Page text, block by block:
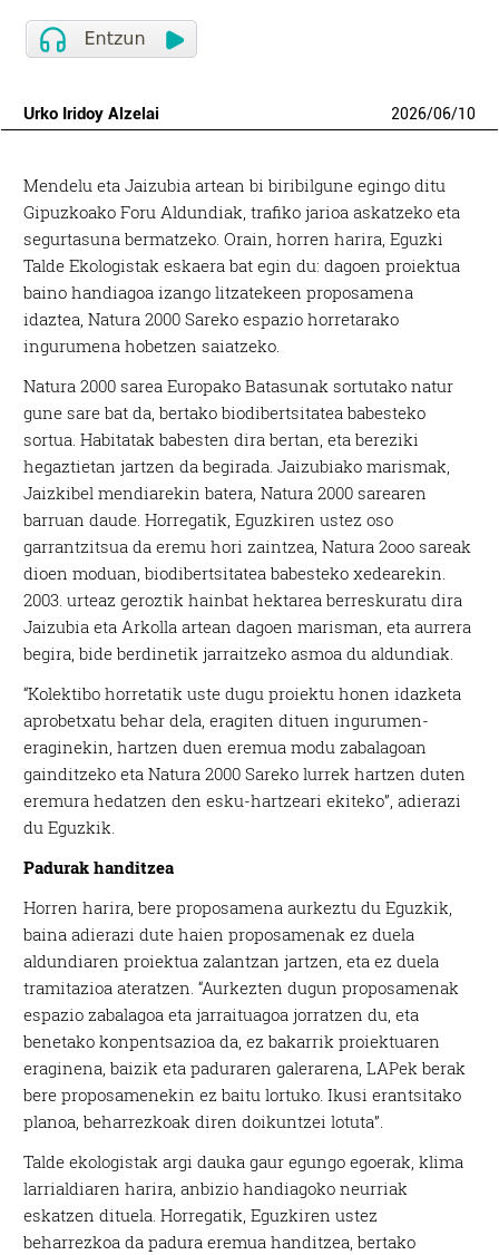
Urko Iridoy Alzelai 2026/06/10
Mendelu eta Jaizubia artean bi biribilgune egingo ditu
Gipuzkoako Foru Aldundiak, trafiko jarioa askatzeko eta
segurtasuna bermatzeko. Orain, horren harira, Eguzki
Talde Ekologistak eskaera bat egin du: dagoen proiektua
baino handiagoa izango litzatekeen proposamena
idaztea, Natura 2000 Sareko espazio horretarako
ingurumena hobetzen saiatzeko.
Natura 2000 sarea Europako Batasunak sortutako natur
gune sare bat da, bertako biodibertsitatea babesteko
sortua. Habitatak babesten dira bertan, eta bereziki
hegaztietan jartzen da begirada. Jaizubiako marismak,
Jaizkibel mendiarekin batera, Natura 2000 sarearen
barruan daude. Horregatik, Eguzkiren ustez oso
garrantzitsua da eremu hori zaintzea, Natura 2ooo sareak
dioen moduan, biodibertsitatea babesteko xedearekin.
2003. urteaz geroztik hainbat hektarea berreskuratu dira
Jaizubia eta Arkolla artean dagoen marisman, eta aurrera
begira, bide berdinetik jarraitzeko asmoa du aldundiak.
“Kolektibo horretatik uste dugu proiektu honen idazketa
aprobetxatu behar dela, eragiten dituen ingurumen-
eraginekin, hartzen duen eremua modu zabalagoan
gainditzeko eta Natura 2000 Sareko lurrek hartzen duten
eremura hedatzen den esku-hartzeari ekiteko”, adierazi
du Eguzkik.
Padurak handitzea
Horren harira, bere proposamena aurkeztu du Eguzkik,
baina adierazi dute haien proposamenak ez duela
aldundiaren proiektua zalantzan jartzen, eta ez duela
tramitazioa ateratzen. “Aurkezten dugun proposamenak
espazio zabalagoa eta jarraituagoa jorratzen du, eta
benetako konpentsazioa da, ez bakarrik proiektuaren
eraginena, baizik eta paduraren galerarena, LAPek berak
bere proposamenekin ez baitu lortuko. Ikusi erantsitako
planoa, beharrezkoak diren doikuntzei lotuta”.
Talde ekologistak argi dauka gaur egungo egoerak, klima
larrialdiaren harira, anbizio handiagoko neurriak
eskatzen dituela. Horregatik, Eguzkiren ustez
beharrezkoa da padura eremua handitzea, bertako